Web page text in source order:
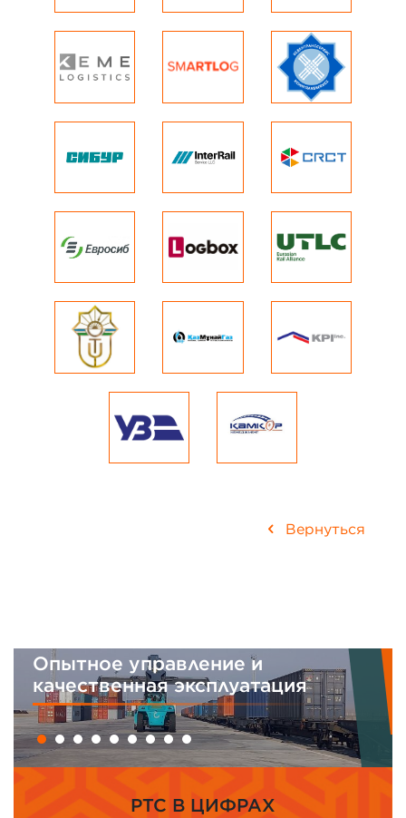
Вернуться
и
эксплуатация
PTC В ЦИФРАХ